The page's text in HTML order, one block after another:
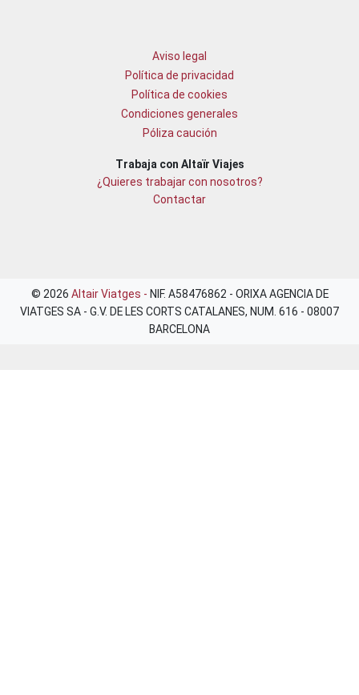
Aviso legal
Política de privacidad
Política de cookies
Condiciones generales
Póliza caución
Trabaja con Altaïr Viajes
¿Quieres trabajar con nosotros?
Contactar
© 2026 Altair Viatges - NIF. A58476862 - ORIXA AGENCIA DE
VIATGES SA - G.V. DE LES CORTS CATALANES, NUM. 616 - 08007
BARCELONA